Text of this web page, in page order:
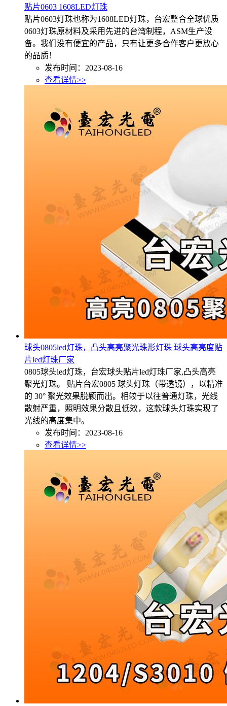
贴片0603 1608LED灯珠
贴片0603灯珠也称为1608LED灯珠，台宏整合全球优质
0603灯珠原材料及采用先进的台湾制程，ASM生产设
备。我们没有便宜的产品，只有让更多合作客户更放心
的品质！
发布时间：2023-08-16
查看详情>>
球头0805led灯珠，凸头高亮聚光珠形灯珠 球头高亮度贴
片led灯珠厂家
0805球头led灯珠，台宏球头贴片led灯珠厂家,凸头高亮
聚光灯珠。 贴片台宏0805 球头灯珠（带透镜），以精准
的 30° 聚光效果脱颖而出。相较于以往普通灯珠，光线
散射严重，照明效果分散且低效，这款球头灯珠实现了
光线的高度集中。
发布时间：2023-08-16
查看详情>>